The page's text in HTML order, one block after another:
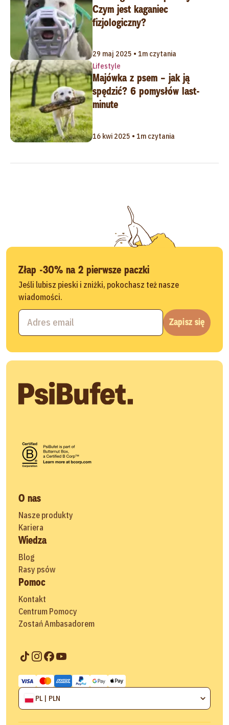
Czym jest kaganiec
fizjologiczny?
29 maj 2025 • 1m czytania
Lifestyle
Majówka z psem – jak ją
spędzić? 6 pomysłów last-
minute
16 kwi 2025 • 1m czytania
Złap -30% na 2 pierwsze paczki
Jeśli lubisz pieski i zniżki, pokochasz też nasze
wiadomości.
Zapisz się
O nas
Nasze produkty
Kariera
Wiedza
Blog
Rasy psów
Pomoc
Kontakt
Centrum Pomocy
Zostań Ambasadorem
PL | PLN